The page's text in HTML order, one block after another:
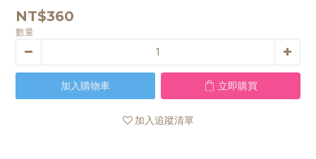
NT$360
數量
加入購物車 立即購買
加入追蹤清單